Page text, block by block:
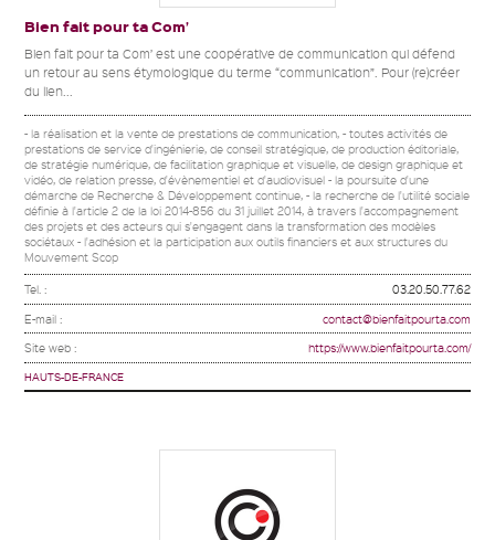
Bien fait pour ta Com’
Bien fait pour ta Com’ est une coopérative de communication qui défend
un retour au sens étymologique du terme “communication”. Pour (re)créer
du lien...
- la réalisation et la vente de prestations de communication, - toutes activités de
prestations de service d'ingénierie, de conseil stratégique, de production éditoriale,
de stratégie numérique, de facilitation graphique et visuelle, de design graphique et
vidéo, de relation presse, d'évènementiel et d'audiovisuel - la poursuite d'une
démarche de Recherche & Développement continue, - la recherche de l'utilité sociale
définie à l'article 2 de la loi 2014-856 du 31 juillet 2014, à travers l'accompagnement
des projets et des acteurs qui s'engagent dans la transformation des modèles
sociétaux - l'adhésion et la participation aux outils financiers et aux structures du
Mouvement Scop
Tel. : 03.20.50.77.62
E-mail : contact@bienfaitpourta.com
Site web : https://www.bienfaitpourta.com/
HAUTS-DE-FRANCE